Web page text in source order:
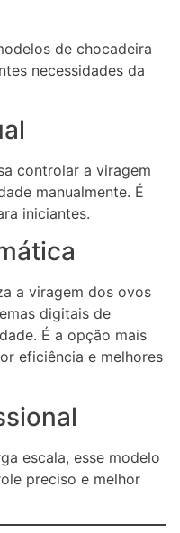
de chocadeira
necessidades da
controlar a viragem
manualmente. É
iniciantes.
a viragem dos ovos
digitais de
É a opção mais
eficiência e melhores
escala, esse modelo
preciso e melhor